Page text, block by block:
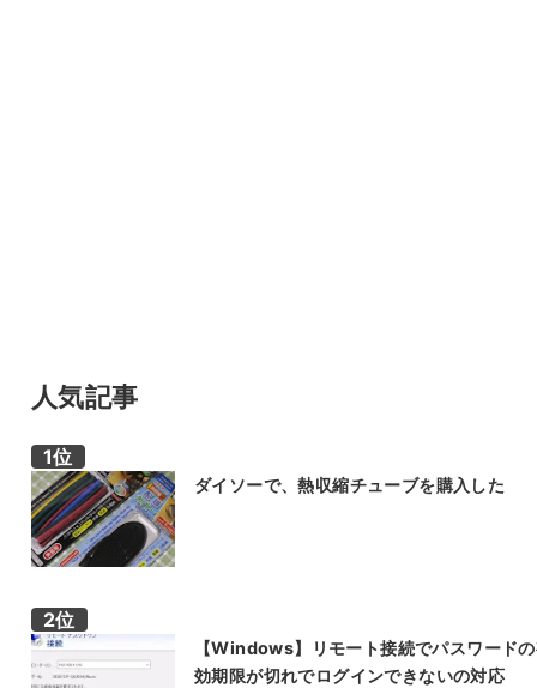
人気記事
ダイソーで、熱収縮チューブを購入した
【Windows】リモート接続でパスワード
効期限が切れでログインできないの対応